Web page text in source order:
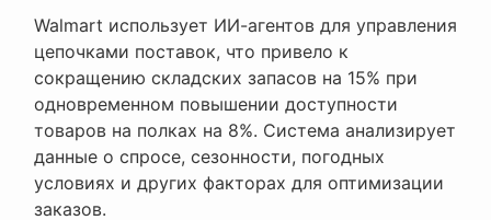
Walmart использует ИИ-агентов для управления
цепочками поставок, что привело к
сокращению складских запасов на 15% при
одновременном повышении доступности
товаров на полках на 8%. Система анализирует
данные о спросе, сезонности, погодных
условиях и других факторах для оптимизации
заказов.